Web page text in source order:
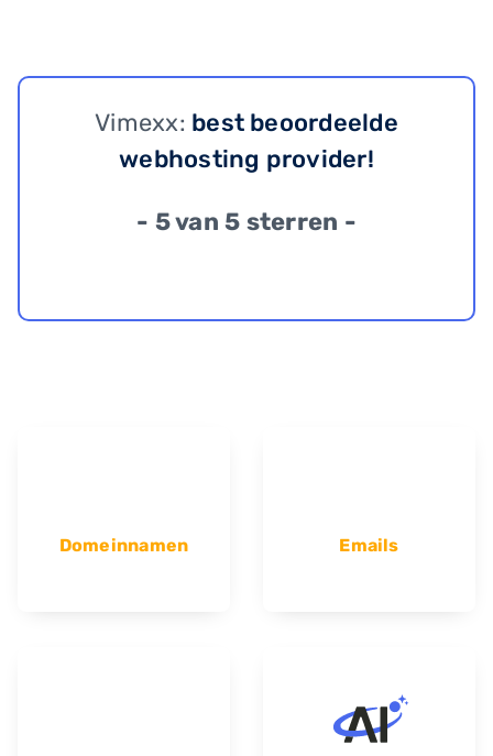
Vimexx: best beoordeelde
webhosting provider!
- 5 van 5 sterren -
Domeinnamen Emails